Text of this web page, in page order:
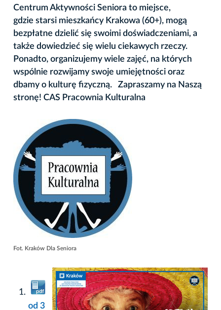
Centrum Aktywności Seniora to miejsce,
gdzie starsi mieszkańcy Krakowa (60+), mogą
bezpłatne dzielić się swoimi doświadczeniami, a
także dowiedzieć się wielu ciekawych rzeczy.
Ponadto, organizujemy wiele zajęć, na których
wspólnie rozwijamy swoje umiejętności oraz
dbamy o kulturę fizyczną. Zapraszamy na Naszą
stronę! CAS Pracownia Kulturalna
Fot. Kraków Dla Seniora
od 3